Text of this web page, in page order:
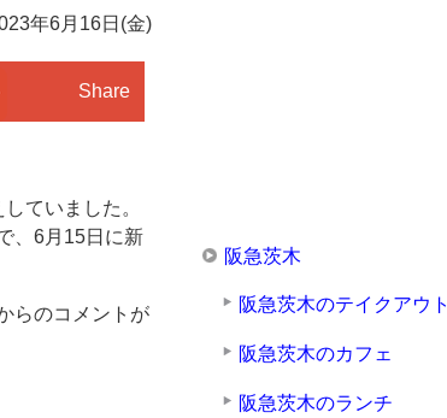
年6月16日(金)
Share
ていました。
、6月15日に新
らのコメントが
阪急茨木
阪急茨木のテイクアウト
阪急茨木のカフェ
阪急茨木のランチ